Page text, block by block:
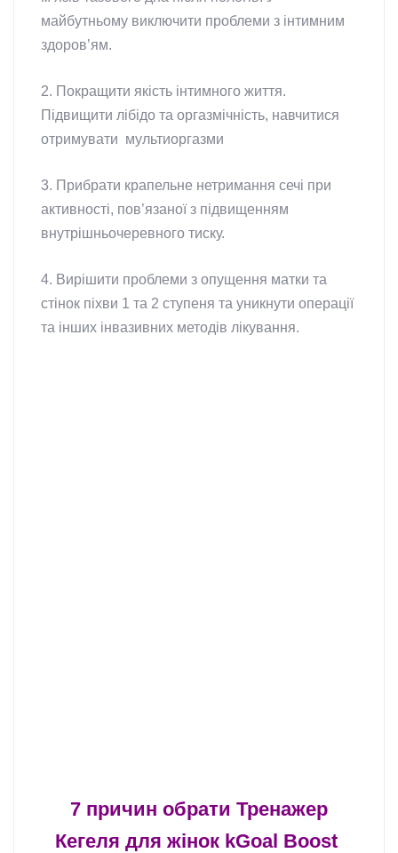
майбутньому виключити проблеми з інтимним
здоров’ям.
2. Покращити якість інтимного життя.
Підвищити лібідо та оргазмічність, навчитися
отримувати мультиоргазми
3. Прибрати крапельне нетримання сечі при
активності, пов’язаної з підвищенням
внутрішньочеревного тиску.
4. Вирішити проблеми з опущення матки та
стінок піхви 1 та 2 ступеня та уникнути операції
та інших інвазивних методів лікування.
7 причин обрати Тренажер
Кегеля для жінок kGoal Boost